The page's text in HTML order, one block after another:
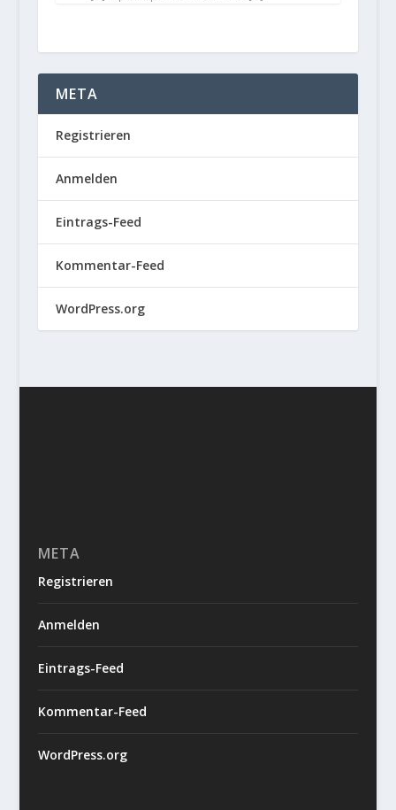
META
Registrieren
Anmelden
Eintrags-Feed
Kommentar-Feed
WordPress.org
META
Registrieren
Anmelden
Eintrags-Feed
Kommentar-Feed
WordPress.org